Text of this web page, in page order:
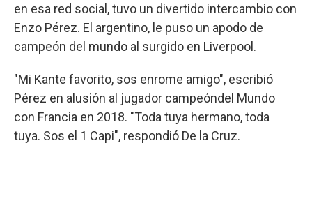
en esa red social, tuvo un divertido intercambio con
Enzo Pérez. El argentino, le puso un apodo de
campeón del mundo al surgido en Liverpool.
"Mi Kante favorito, sos enrome amigo", escribió
Pérez en alusión al jugador campeóndel Mundo
con Francia en 2018. "Toda tuya hermano, toda
tuya. Sos el 1 Capi", respondió De la Cruz.